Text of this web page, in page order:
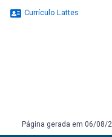
Currículo Lattes
Página gerada em 06/08/